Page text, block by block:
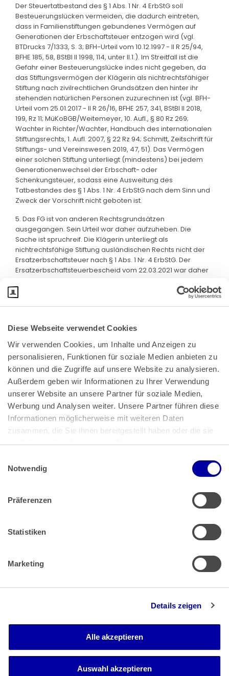
Diese Webseite verwendet Cookies
Wir verwenden Cookies, um Inhalte und Anzeigen zu
personalisieren, Funktionen für soziale Medien anbieten zu
können und die Zugriffe auf unsere Website zu analysieren.
Außerdem geben wir Informationen zu Ihrer Verwendung
unserer Website an unsere Partner für soziale Medien,
Werbung und Analysen weiter. Unsere Partner führen diese
Informationen möglicherweise mit weiteren Daten
zusammen, die Sie ihnen bereitgestellt haben oder die sie
im Rahmen Ihrer Nutzung der Dienste gesammelt haben.
Impressum
Notwendig
Präferenzen
Statistiken
Marketing
Details zeigen
Alle akzeptieren
Auswahl akzeptieren
Der Steuertatbestand des § 1 Abs. 1 Nr. 4 ErbStG soll
Besteuerungslücken vermeiden, die dadurch eintreten,
dass in Familienstiftungen gebundenes Vermögen auf
Generationen der Erbschaftsteuer entzogen wird (vgl.
BTDrucks 7/1333, S. 3; BFH-Urteil vom 10.12.1997 - II R 25/94,
BFHE 185, 58, BStBl II 1998, 114, unter II.1.). Im Streitfall ist die
Gefahr einer Besteuerungslücke indes nicht gegeben, da
das Stiftungsvermögen der Klägerin als nichtrechtsfähiger
Stiftung nach zivilrechtlichen Grundsätzen den hinter ihr
stehenden natürlichen Personen zuzurechnen ist (vgl. BFH-
Urteil vom 25.01.2017 - II R 26/16, BFHE 257, 341, BStBl II 2018,
199, Rz 11; MüKoBGB/Weitemeyer, 10. Aufl., § 80 Rz 269;
Wachter in Richter/Wachter, Handbuch des internationalen
Stiftungsrechts, 1. Aufl. 2007, § 22 Rz 94; Schmitt, Zeitschrift für
Stiftungs- und Vereinswesen 2019, 47, 51). Das Vermögen
einer solchen Stiftung unterliegt (mindestens) bei jedem
Generationenwechsel der Erbschaft- oder
Schenkungsteuer, sodass eine Ausweitung des
Tatbestandes des § 1 Abs. 1 Nr. 4 ErbStG nach dem Sinn und
Zweck der Vorschrift nicht geboten ist.
5. Das FG ist von anderen Rechtsgrundsätzen
ausgegangen. Sein Urteil war daher aufzuheben. Die
Sache ist spruchreif. Die Klägerin unterliegt als
nichtrechtsfähige Stiftung ausländischen Rechts nicht der
Ersatzerbschaftsteuer nach § 1 Abs. 1 Nr. 4 ErbStG. Der
Ersatzerbschaftsteuerbescheid vom 22.03.2021 war daher
Bundeskanzlerplatz 2
53113 Bonn
Pressemitteilungen|AGB
Impressum|Datenschutz
Muster Widerrufsformular (PDF)
Barrierefreiheit